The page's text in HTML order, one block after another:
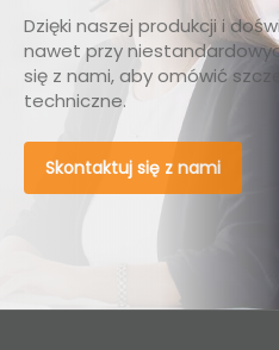
Dzięki naszej produkcji i
nawet przy
się z nami, aby omówić
techniczne.
Skontaktuj się z nami